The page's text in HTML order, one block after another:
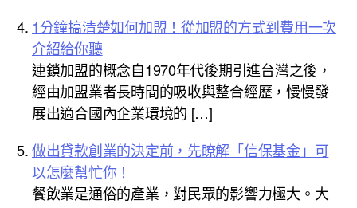
1分鐘搞清楚如何加盟！從加盟的方式到費用一次
介紹給你聽
連鎖加盟的概念自1970年代後期引進台灣之後，
經由加盟業者長時間的吸收與整合經歷，慢慢發
展出適合國內企業環境的 […]
做出貸款創業的決定前，先瞭解「信保基金」可
以怎麼幫忙你！
餐飲業是通俗的產業，對民眾的影響力極大。大